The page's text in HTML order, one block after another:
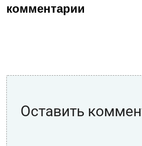
комментарии
Оставить